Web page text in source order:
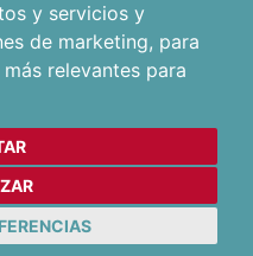
y servicios y
de marketing, para
relevantes para